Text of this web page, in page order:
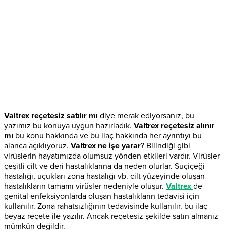
Valtrex reçetesiz satılır mı diye merak ediyorsanız, bu
yazımız bu konuya uygun hazırladık. Valtrex reçetesiz alınır
mı bu konu hakkında ve bu ilaç hakkında her ayrıntıyı bu
alanca açıklıyoruz. Valtrex ne işe yarar? Bilindiği gibi
virüslerin hayatımızda olumsuz yönden etkileri vardır. Virüsler
çeşitli cilt ve deri hastalıklarına da neden olurlar. Suçiçeği
hastalığı, uçukları zona hastalığı vb. cilt yüzeyinde oluşan
hastalıkların tamamı virüsler nedeniyle oluşur. Valtrex de
genital enfeksiyonlarda oluşan hastalıkların tedavisi için
kullanılır. Zona rahatsızlığının tedavisinde kullanılır. bu ilaç
beyaz reçete ile yazılır. Ancak reçetesiz şekilde satın almanız
mümkün değildir.